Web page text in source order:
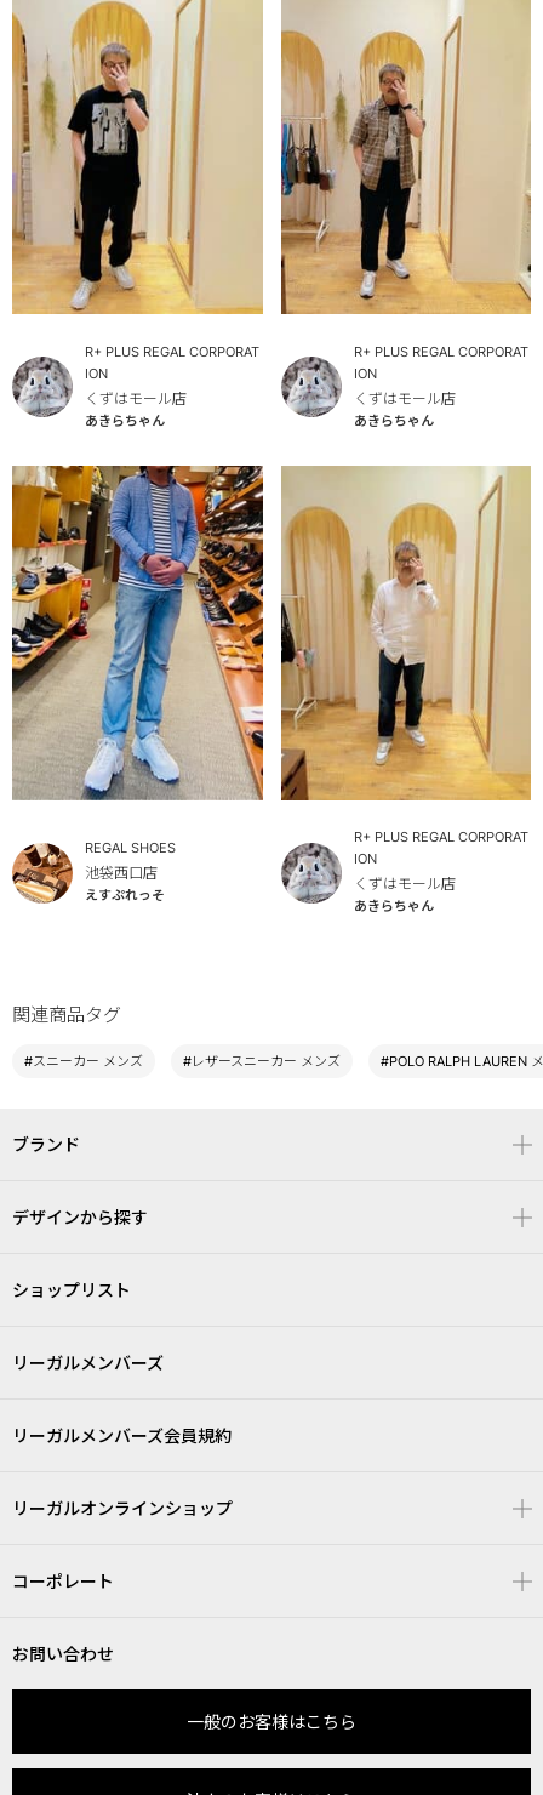
R+ PLUS REGAL CORPORAT
ION
くずはモール店
あきらちゃん
R+ PLUS REGAL CORPORAT
ION
くずはモール店
あきらちゃん
REGAL SHOES
池袋西口店
えすぷれっそ
R+ PLUS REGAL CORPORAT
ION
くずはモール店
あきらちゃん
関連商品タグ
#スニーカー メンズ #レザースニーカー メンズ #POLO RALPH LAUREN
ブランド
デザインから探す
ショップリスト
リーガルメンバーズ
リーガルメンバーズ会員規約
リーガルオンラインショップ
コーポレート
お問い合わせ
一般のお客様はこちら